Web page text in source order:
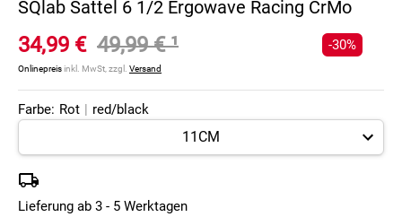
SQlab Sattel 6 1/2 Ergowave Racing CrMo
34,99 € 49,99 €¹
Onlinepreisinkl. MwSt, zzgl. Versand
-30%
Farbe: Rot | red/black
Lieferung ab 3 - 5 Werktagen